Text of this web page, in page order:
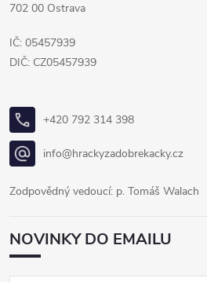
702 00 Ostrava
IČ: 05457939
DIČ: CZ05457939
+420 792 314 398
info@hrackyzadobrekacky.cz
Zodpovědný vedoucí: p. Tomáš Walach
NOVINKY DO EMAILU